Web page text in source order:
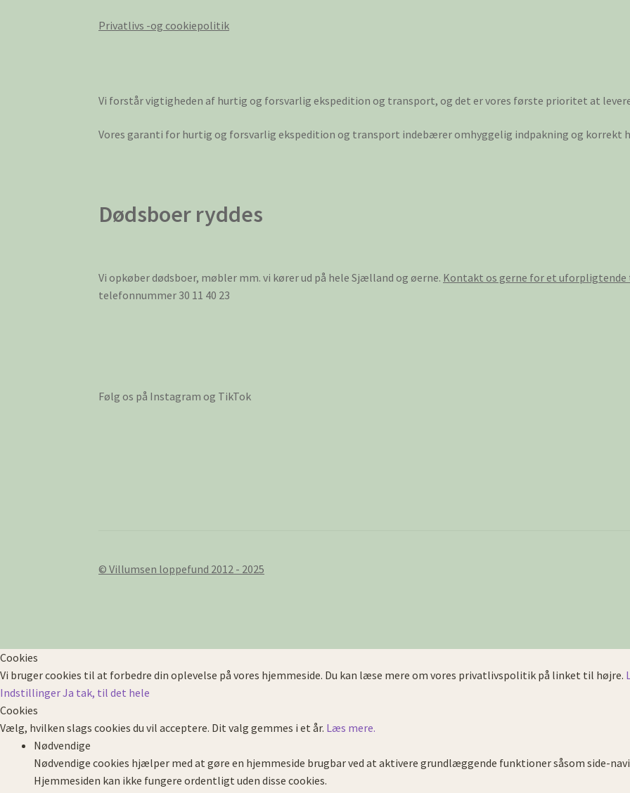
Privatlivs -og cookiepolitik
Vi forstår vigtigheden af hurtig og forsvarlig ekspedition og transport, og det er vores første prioritet at
Vores garanti for hurtig og forsvarlig ekspedition og transport indebærer omhyggelig indpakning og korrekt
Dødsboer ryddes
Vi opkøber dødsboer, møbler mm. vi kører ud på hele Sjælland og øerne. Kontakt os gerne for et uforpligtende
telefonnummer 30 11 40 23
Følg os på Instagram og TikTok
© Villumsen loppefund 2012 - 2025
Cookies
Vi bruger cookies til at forbedre din oplevelse på vores hjemmeside. Du kan læse mere om vores privatlivspolitik på linket til højre.
IndstillingerJa tak, til det hele
Cookies
Vælg, hvilken slags cookies du vil acceptere. Dit valg gemmes i et år. Læs mere.
Nødvendige
Nødvendige cookies hjælper med at gøre en hjemmeside brugbar ved at aktivere grundlæggende funktioner såsom side-
Hjemmesiden kan ikke fungere ordentligt uden disse cookies.